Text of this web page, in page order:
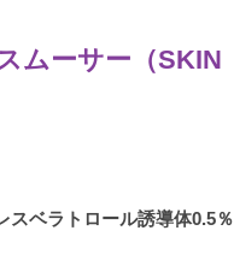
ムーサー（SKIN
スベラトロール誘導体0.5％